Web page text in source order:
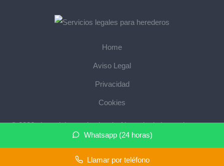
Whatsapp (24 horas)
Llamar por teléfono
Home
Aviso Legal
Privacidad
Cookies
© 2026 abogadoherencias.legal · Abogado de herencias cerca
de mi ·Mapa del sitio